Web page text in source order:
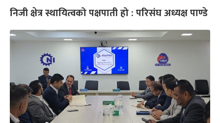
निजी क्षेत्र स्थायित्वको पक्षपाती हो : परिसंघ अध्यक्ष पाण्डे